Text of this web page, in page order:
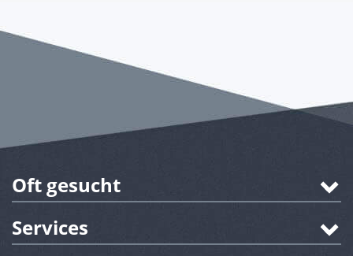
Oft gesucht
Services